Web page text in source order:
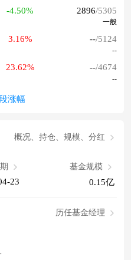
-4.50% 2896/5305
一般
3.16% --/5124
--
23.62% --/4674
--
涨幅
概况、持仓、规模、分红
23
基金规模
0.15亿
历任基金经理